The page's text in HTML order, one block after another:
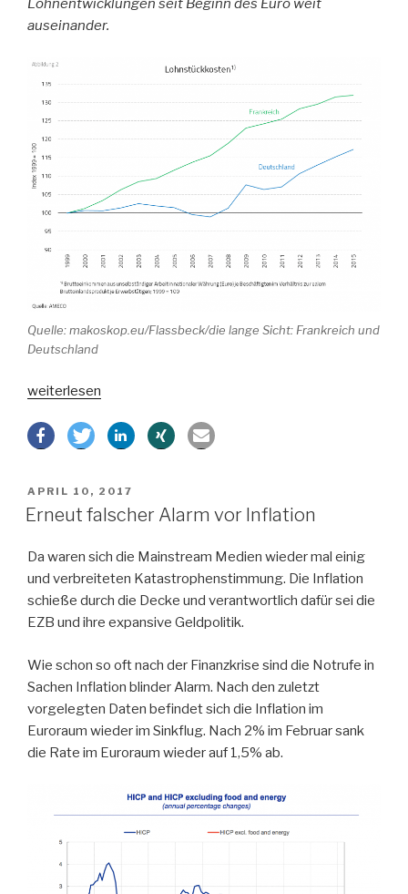
Lohnentwicklungen seit Beginn des Euro weit
auseinander.
Quelle: makoskop.eu/Flassbeck/die lange Sicht: Frankreich und
Deutschland
„Erleichterung
Europa
gewinnt
französische
weiterlesen
VERÖFFENTLICHT
AM
APRIL 10, 2017
Erneut falscher Alarm vor Inflation
Da waren sich die Mainstream Medien wieder mal einig
und verbreiteten Katastrophenstimmung. Die Inflation
schieße durch die Decke und verantwortlich dafür sei die
EZB und ihre expansive Geldpolitik.
Wie schon so oft nach der Finanzkrise sind die Notrufe in
Sachen Inflation blinder Alarm. Nach den zuletzt
vorgelegten Daten befindet sich die Inflation im
Euroraum wieder im Sinkflug. Nach 2% im Februar sank
die Rate im Euroraum wieder auf 1,5% ab.